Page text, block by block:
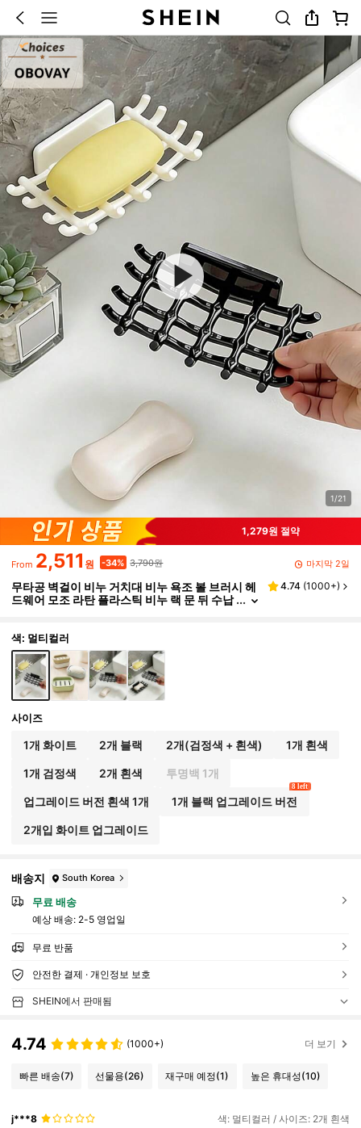
1/21
1,279원 절약
From 2,511 원 -34% 3,790원 마지막 2일
무타공 벽걸이 비누 거치대 비누 욕조 볼 브러시 헤
드웨어 모조 라탄 플라스틱 비누 랙 문 뒤 수납
4.74 (1000+)
색: 멀티컬러
사이즈
1개 화이트 2개 블랙 2개(검정색 + 흰색) 1개 흰색
1개 검정색 2개 흰색 투명백 1개
업그레이드 버전 흰색 1개 1개 블랙 업그레이드 버전
8 left
2개입 화이트 업그레이드
배송지 South Korea
무료 배송
예상 배송: 2-5 영업일
무료 반품
안전한 결제 · 개인정보 보호
SHEIN에서 판매됨
4.74 (1000+) 더 보기
빠른 배송(7) 선물용(26) 재구매 예정(1) 높은 휴대성(10)
j***8 색: 멀티컬러 / 사이즈: 2개 흰색